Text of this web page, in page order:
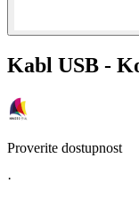
Kabl USB -
Proverite dostupnost
·